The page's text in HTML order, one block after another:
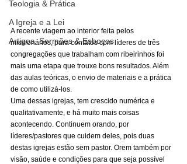
Teologia & Prática
A Igreja e a Lei
Artigos, Sermões & Esboços
A recente viagem ao interior feita pelos
missionários, para contatos com líderes de três
congregações que trabalham com ribeirinhos foi
mais uma etapa que trouxe bons resultados. Além
das aulas teóricas, o envio de materiais e a prática
de como utilizá-los.
Uma dessas igrejas, tem crescido numérica e
qualitativamente, e há muito mais coisas
acontecendo. Continuem orando, por
líderes/pastores que cuidem deles, pois duas
destas igrejas estão sem pastor. Orem também por
visão, saúde e condições para que seja possível